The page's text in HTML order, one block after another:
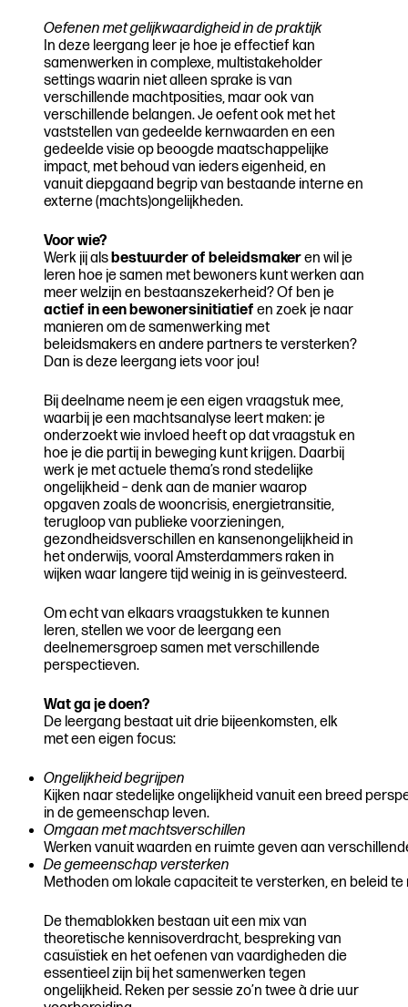
Oefenen met gelijkwaardigheid in de praktijk
In deze leergang leer je hoe je effectief kan
samenwerken in complexe, multistakeholder
settings waarin niet alleen sprake is van
verschillende machtposities, maar ook van
verschillende belangen. Je oefent ook met het
vaststellen van gedeelde kernwaarden en een
gedeelde visie op beoogde maatschappelijke
impact, met behoud van ieders eigenheid, en
vanuit diepgaand begrip van bestaande interne en
externe (machts)ongelijkheden.
Voor wie?
Werk jij alsbestuurder of beleidsmakeren wil je
leren hoe je samen met bewoners kunt werken aan
meer welzijn en bestaanszekerheid? Of ben je
actief in een bewonersinitiatief en zoek je naar
manieren om de samenwerking met
beleidsmakers en andere partners te versterken?
Dan is deze leergang iets voor jou!
Bij deelname neem je een eigen vraagstuk mee,
waarbij je een machtsanalyse leert maken: je
onderzoekt wie invloed heeft op dat vraagstuk en
hoe je die partij in beweging kunt krijgen. Daarbij
werk je met actuele thema’s rond stedelijke
ongelijkheid – denk aan de manier waarop
opgaven zoals de wooncrisis, energietransitie,
terugloop van publieke voorzieningen,
gezondheidsverschillen en kansenongelijkheid in
het onderwijs, vooral Amsterdammers raken in
wijken waar langere tijd weinig in is geïnvesteerd.
Om echt van elkaars vraagstukken te kunnen
leren, stellen we voor de leergang een
deelnemersgroep samen met verschillende
perspectieven.
Wat ga je doen?
De leergang bestaat uit drie bijeenkomsten, elk
met een eigen focus:
Ongelijkheid begrijpen
Kijken naar stedelijke ongelijkheid vanuit een breed
in de gemeenschap leven.
Omgaan met machtsverschillen
Werken vanuit waarden en ruimte geven aan
De gemeenschap versterken
Methoden om lokale capaciteit te versterken, en beleid
De themablokken bestaan uit een mix van
theoretische kennisoverdracht, bespreking van
casuïstiek en het oefenen van vaardigheden die
essentieel zijn bij het samenwerken tegen
ongelijkheid. Reken per sessie zo’n twee à drie uur